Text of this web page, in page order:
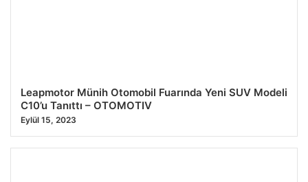
Leapmotor Münih Otomobil Fuarında Yeni SUV Modeli
C10’u Tanıttı – OTOMOTIV
Eylül 15, 2023